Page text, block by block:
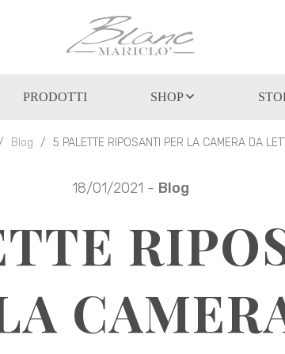
PRODOTTI SHOP
Blog 5 PALETTE RIPOSANTI PER LA CAMERA DA
18/01/2021 - Blog